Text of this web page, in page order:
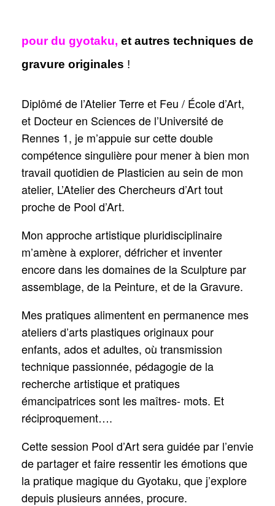
pour du gyotaku, et autres techniques de
gravure originales !
Diplômé de l’Atelier Terre et Feu / École d’Art,
et Docteur en Sciences de l’Université de
Rennes 1, je m’appuie sur cette double
compétence singulière pour mener à bien mon
travail quotidien de Plasticien au sein de mon
atelier, L’Atelier des Chercheurs d’Art tout
proche de Pool d’Art.
Mon approche artistique pluridisciplinaire
m’amène à explorer, défricher et inventer
encore dans les domaines de la Sculpture par
assemblage, de la Peinture, et de la Gravure.
Mes pratiques alimentent en permanence mes
ateliers d’arts plastiques originaux pour
enfants, ados et adultes, où transmission
technique passionnée, pédagogie de la
recherche artistique et pratiques
émancipatrices sont les maîtres- mots. Et
réciproquement….
Cette session Pool d’Art sera guidée par l’envie
de partager et faire ressentir les émotions que
la pratique magique du Gyotaku, que j’explore
depuis plusieurs années, procure.